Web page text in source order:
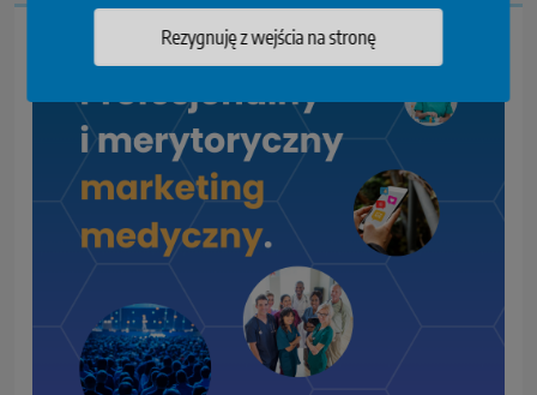
Rezygnuję z wejścia na stronę